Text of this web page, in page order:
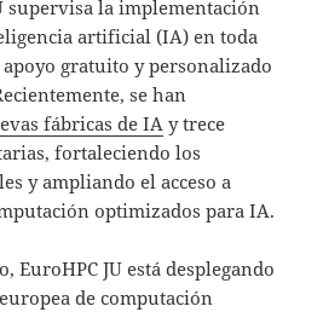
supervisa la implementación
artificial (IA) en toda
gratuito y personalizado
se han
fábricas de IA y trece
fortaleciendo los
y ampliando el acceso a
optimizados para IA.
EuroHPC JU está desplegando
de computación